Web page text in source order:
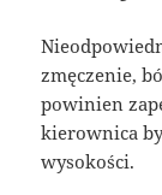
zmęczenie,
powinien
kierownica
wysokości.